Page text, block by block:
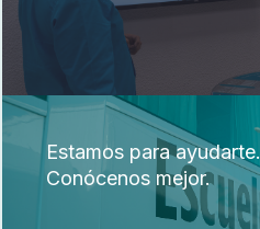
Estamos para ayudarte.
Conócenos mejor.